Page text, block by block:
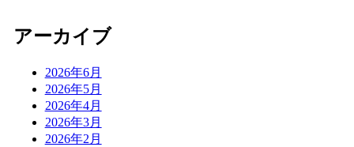
アーカイブ
2026年6月
2026年5月
2026年4月
2026年3月
2026年2月